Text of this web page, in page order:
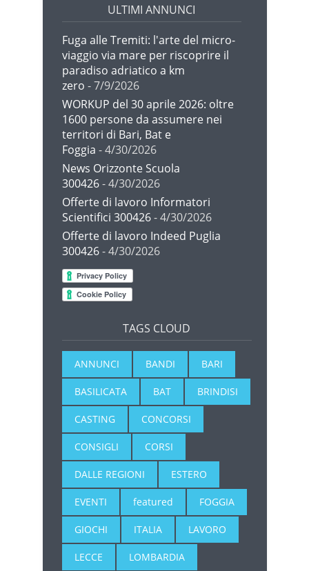
ULTIMI ANNUNCI
Fuga alle Tremiti: l'arte del micro-
viaggio via mare per riscoprire il
paradiso adriatico a km
zero - 7/9/2026
WORKUP del 30 aprile 2026: oltre
1600 persone da assumere nei
territori di Bari, Bat e
Foggia - 4/30/2026
News Orizzonte Scuola
300426- 4/30/2026
Offerte di lavoro Informatori
Scientifici 300426- 4/30/2026
Offerte di lavoro Indeed Puglia
300426- 4/30/2026
TAGS CLOUD
ANNUNCI BANDI BARI
BASILICATA BAT BRINDISI
CASTING CONCORSI
CONSIGLI CORSI
DALLE REGIONI ESTERO
EVENTI featured FOGGIA
GIOCHI ITALIA LAVORO
LECCE LOMBARDIA